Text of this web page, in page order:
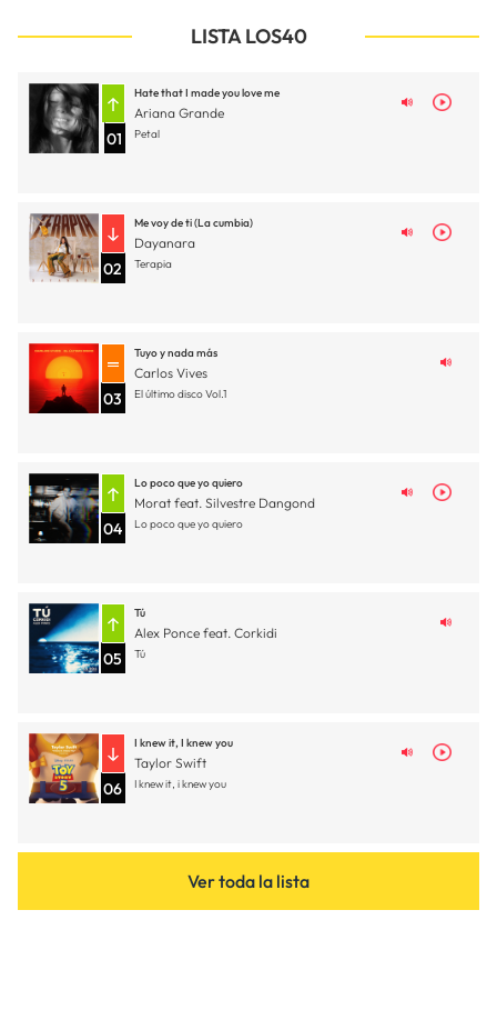
LISTA LOS40
01
Hate that I made you love me
Ariana Grande
Petal
02
Me voy de ti (La cumbia)
Dayanara
Terapia
03
Tuyo y nada más
Carlos Vives
El último disco Vol.1
04
Lo poco que yo quiero
Morat feat. Silvestre Dangond
Lo poco que yo quiero
05
Tú
Alex Ponce feat. Corkidi
Tú
06
I knew it, I knew you
Taylor Swift
I knew it, i knew you
Ver toda la lista